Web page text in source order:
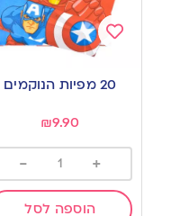
to
20 מפיות הנוקמים
₪9.90
+
-
הוספה לסל